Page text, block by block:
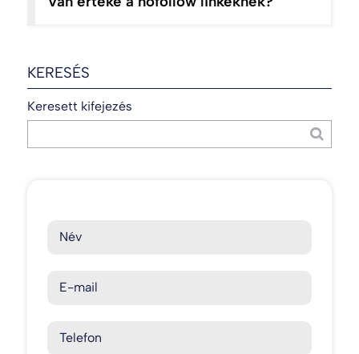
KERESÉS
Keresett kifejezés
Név
E-mail
Telefon